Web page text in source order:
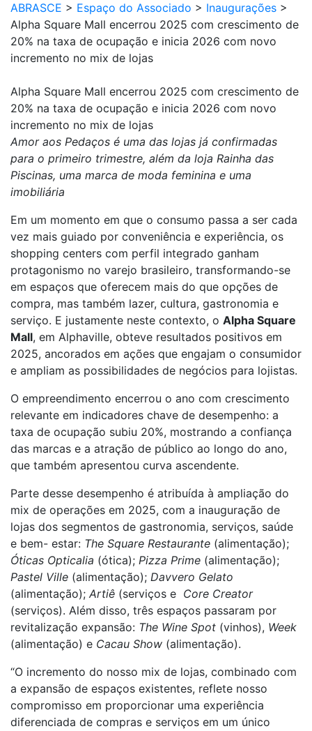
ABRASCE > Espaço do Associado > Inaugurações >
Alpha Square Mall encerrou 2025 com crescimento de
20% na taxa de ocupação e inicia 2026 com novo
incremento no mix de lojas
Alpha Square Mall encerrou 2025 com crescimento de
20% na taxa de ocupação e inicia 2026 com novo
incremento no mix de lojas
Amor aos Pedaços é uma das lojas já confirmadas
para o primeiro trimestre, além da loja Rainha das
Piscinas, uma marca de moda feminina e uma
imobiliária
Em um momento em que o consumo passa a ser cada
vez mais guiado por conveniência e experiência, os
shopping centers com perfil integrado ganham
protagonismo no varejo brasileiro, transformando-se
em espaços que oferecem mais do que opções de
compra, mas também lazer, cultura, gastronomia e
serviço. E justamente neste contexto, o Alpha Square
Mall, em Alphaville, obteve resultados positivos em
2025, ancorados em ações que engajam o consumidor
e ampliam as possibilidades de negócios para lojistas.
O empreendimento encerrou o ano com crescimento
relevante em indicadores chave de desempenho: a
taxa de ocupação subiu 20%, mostrando a confiança
das marcas e a atração de público ao longo do ano,
que também apresentou curva ascendente.
Parte desse desempenho é atribuída à ampliação do
mix de operações em 2025, com a inauguração de
lojas dos segmentos de gastronomia, serviços, saúde
e bem- estar: The Square Restaurante (alimentação);
Óticas Opticalia (ótica); Pizza Prime (alimentação);
Pastel Ville (alimentação); Davvero Gelato
(alimentação); Artiê (serviços e Core Creator
(serviços). Além disso, três espaços passaram por
revitalização expansão: The Wine Spot (vinhos), Week
(alimentação) e Cacau Show (alimentação).
“O incremento do nosso mix de lojas, combinado com
a expansão de espaços existentes, reflete nosso
compromisso em proporcionar uma experiência
diferenciada de compras e serviços em um único